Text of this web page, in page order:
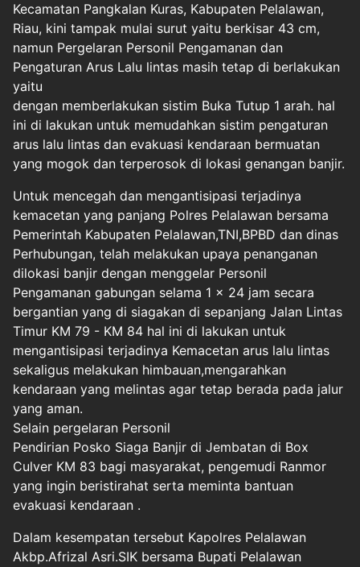
Kecamatan Pangkalan Kuras, Kabupaten Pelalawan,
Riau, kini tampak mulai surut yaitu berkisar 43 cm,
namun Pergelaran Personil Pengamanan dan
Pengaturan Arus Lalu lintas masih tetap di berlakukan
yaitu
dengan memberlakukan sistim Buka Tutup 1 arah. hal
ini di lakukan untuk memudahkan sistim pengaturan
arus lalu lintas dan evakuasi kendaraan bermuatan
yang mogok dan terperosok di lokasi genangan banjir.
Untuk mencegah dan mengantisipasi terjadinya
kemacetan yang panjang Polres Pelalawan bersama
Pemerintah Kabupaten Pelalawan,TNI,BPBD dan dinas
Perhubungan, telah melakukan upaya penanganan
dilokasi banjir dengan menggelar Personil
Pengamanan gabungan selama 1 x 24 jam secara
bergantian yang di siagakan di sepanjang Jalan Lintas
Timur KM 79 - KM 84 hal ini di lakukan untuk
mengantisipasi terjadinya Kemacetan arus lalu lintas
sekaligus melakukan himbauan,mengarahkan
kendaraan yang melintas agar tetap berada pada jalur
yang aman.
Selain pergelaran Personil
Pendirian Posko Siaga Banjir di Jembatan di Box
Culver KM 83 bagi masyarakat, pengemudi Ranmor
yang ingin beristirahat serta meminta bantuan
evakuasi kendaraan .
Dalam kesempatan tersebut Kapolres Pelalawan
Akbp.Afrizal Asri.SIK bersama Bupati Pelalawan